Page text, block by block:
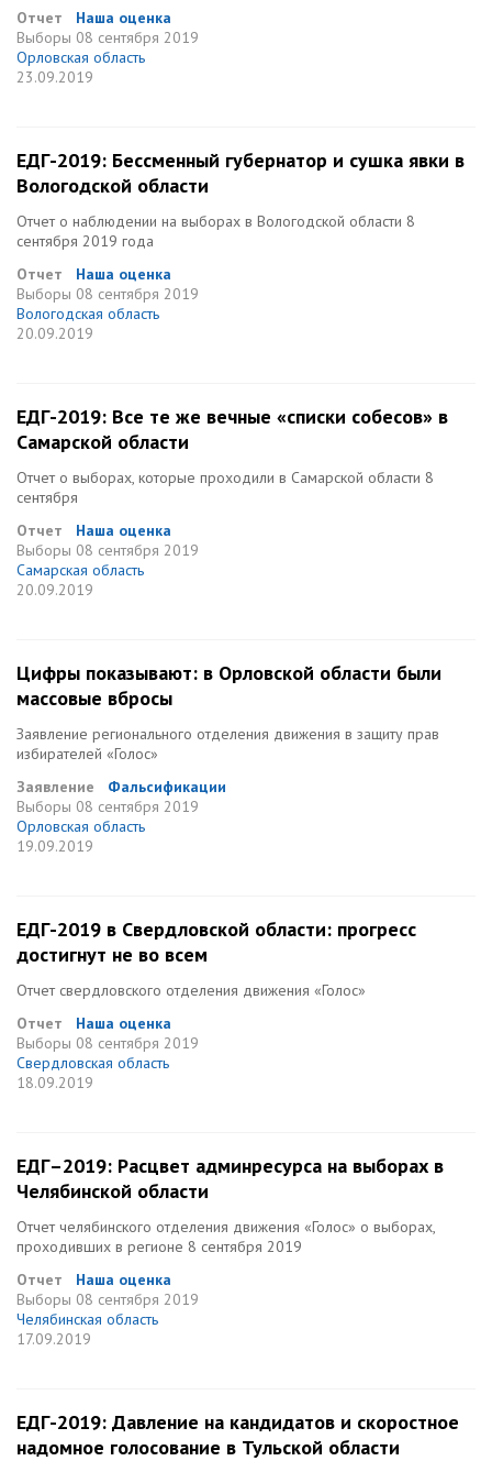
Отчет
Наша оценка
Выборы 08 сентября 2019
Орловская область
23.09.2019
ЕДГ-2019: Бессменный губернатор и сушка явки в
Вологодской области
Отчет о наблюдении на выборах в Вологодской области 8
сентября 2019 года
Отчет
Наша оценка
Выборы 08 сентября 2019
Вологодская область
20.09.2019
ЕДГ-2019: Все те же вечные «списки собесов» в
Самарской области
Отчет о выборах, которые проходили в Самарской области 8
сентября
Отчет
Наша оценка
Выборы 08 сентября 2019
Самарская область
20.09.2019
Цифры показывают: в Орловской области были
массовые вбросы
Заявление регионального отделения движения в защиту прав
избирателей «Голос»
Заявление
Фальсификации
Выборы 08 сентября 2019
Орловская область
19.09.2019
ЕДГ-2019 в Свердловской области: прогресс
достигнут не во всем
Отчет свердловского отделения движения «Голос»
Отчет
Наша оценка
Выборы 08 сентября 2019
Свердловская область
18.09.2019
ЕДГ–2019: Расцвет админресурса на выборах в
Челябинской области
Отчет челябинского отделения движения «Голос» о выборах,
проходивших в регионе 8 сентября 2019
Отчет
Наша оценка
Выборы 08 сентября 2019
Челябинская область
17.09.2019
ЕДГ-2019: Давление на кандидатов и скоростное
надомное голосование в Тульской области